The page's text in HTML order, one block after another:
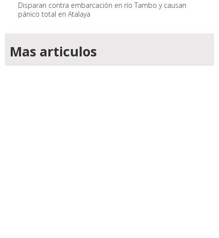
Disparan contra embarcación en río Tambo y causan
pánico total en Atalaya
Mas articulos